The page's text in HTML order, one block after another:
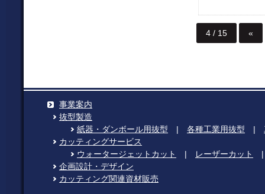
4 / 15 «
事業案内
抜型製造
紙器・ダンボール用抜型 | 各種工業用抜型 |
カッティングサービス
ウォータージェットカット
| レーザーカット
企画設計・デザイン
カッティング関連資材販売